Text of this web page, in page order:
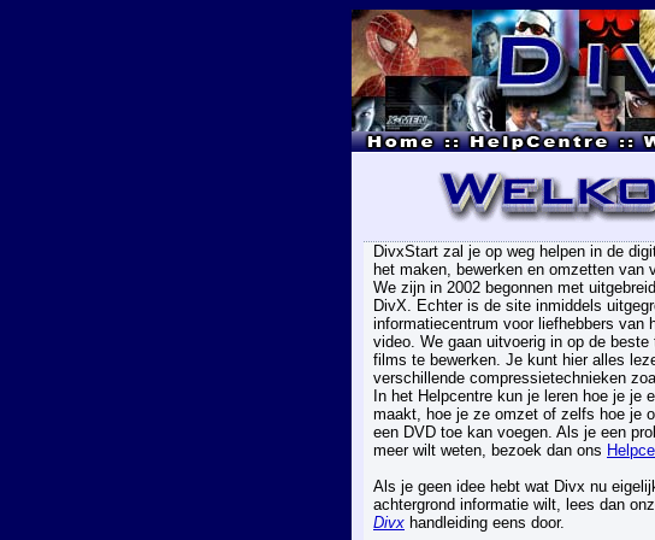
DivxStart zal je op weg helpen in de
het maken, bewerken en omzetten van
We zijn in 2002 begonnen met
DivX. Echter is de site inmiddels
informatiecentrum voor liefhebbers van
video. We gaan uitvoerig in op de beste
films te bewerken. Je kunt hier alles
verschillende compressietechnieken
In het Helpcentre kun je leren hoe je je
maakt, hoe je ze omzet of zelfs hoe je
een DVD toe kan voegen. Als je een
meer wilt weten, bezoek dan ons
Als je geen idee hebt wat Divx nu
achtergrond informatie wilt, lees dan
Divx handleiding eens door.